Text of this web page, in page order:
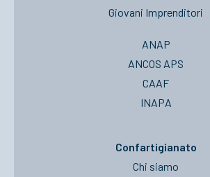
Giovani Imprenditori
ANAP
ANCOS APS
CAAF
INAPA
Confartigianato
Chi siamo